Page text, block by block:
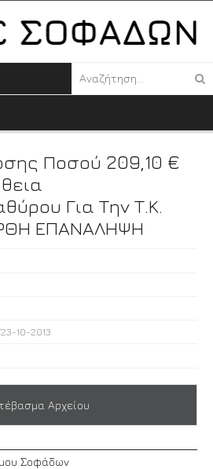
Ποσού 209,10 €
Για Την Τ.Κ.
ΕΠΑΝΑΛΗΨΗ
10-2013
Αρχείου
Σοφάδων